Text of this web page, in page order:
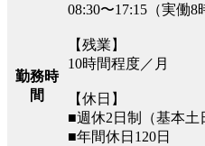
勤務時
間
08:30〜17:15（実働8
【残業】
10時間程度／月
【休日】
■週休2日制（基本土
■年間休日120日